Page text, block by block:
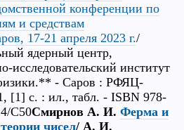
конференции по
и средствам
17-21 апреля 2023 г./
ядерный центр,
исследовательский институт
- Саров : РФЯЦ-
с. : ил., табл. - ISBN 978-
С50Смирнов А. И. Ферма и
чисел/ А. И.